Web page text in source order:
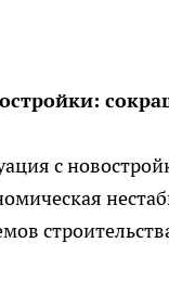
с